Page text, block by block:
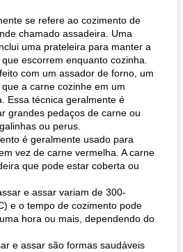
se refere ao cozimento de
chamado assadeira. Uma
uma prateleira para manter a
escorrem enquanto cozinha.
com um assador de forno, um
a carne cozinhe em um
Essa técnica geralmente é
grandes pedaços de carne ou
ou perus.
é geralmente usado para
vez de carne vermelha. A carne
que pode estar coberta ou
e assar variam de 300-
e o tempo de cozimento pode
hora ou mais, dependendo do
e assar são formas saudáveis